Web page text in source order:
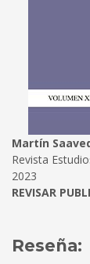
Martín
Revista
2023
REVISAR
Reseña: